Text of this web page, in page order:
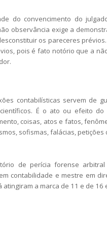
do convencimento do
observância exige a
os pareceres
pois é fato notório que a
contabilísticas servem de
É o ato ou efeito
coisas, atos e fatos,
sofismas, falácias,
de perícia forense
contabilidade e mestre em
a marca de 11 e de 16